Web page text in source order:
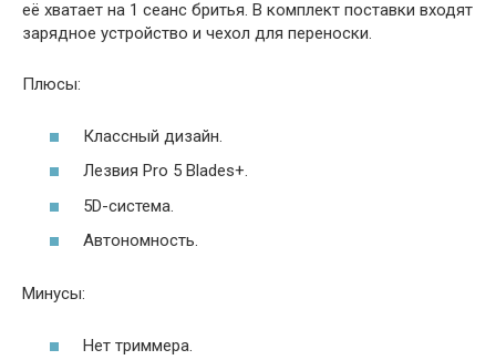
её хватает на 1 сеанс бритья. В комплект поставки входят
зарядное устройство и чехол для переноски.
Плюсы:
Классный дизайн.
Лезвия Pro 5 Blades+.
5D-система.
Автономность.
Минусы:
Нет триммера.